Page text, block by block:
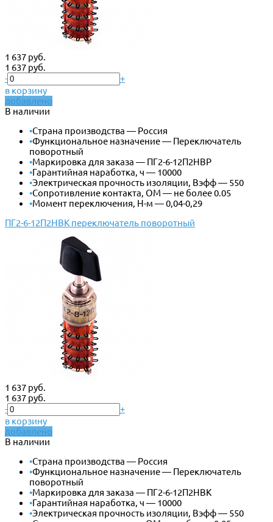
1 637 руб.
1 637 руб.
-
+
в корзину
добавлено
В наличии
•Страна производства — Россия
•Функциональное назначение — Переключатель
поворотный
•Маркировка для заказа — ПГ2-6-12П2НВР
•Гарантийная наработка, ч — 10000
•Электрическая прочность изоляции, Вэфф — 550
•Сопротивление контакта, ОМ — не более 0.05
•Момент переключения, Н-м — 0,04-0,29
ПГ2-6-12П2НВК переключатель поворотный
1 637 руб.
1 637 руб.
-
+
в корзину
добавлено
В наличии
•Страна производства — Россия
•Функциональное назначение — Переключатель
поворотный
•Маркировка для заказа — ПГ2-6-12П2НВК
•Гарантийная наработка, ч — 10000
•Электрическая прочность изоляции, Вэфф — 550